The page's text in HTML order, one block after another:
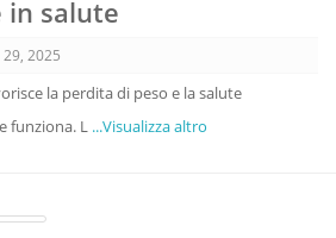
in salute
2025
la perdita di peso e la salute
funziona. L ...Visualizza altro